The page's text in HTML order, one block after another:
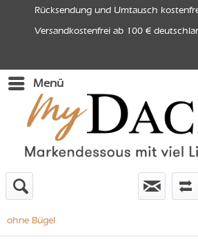
Rücksendung und Umtausch
Versandkostenfrei ab 100 €
Menü
ohne Bügel